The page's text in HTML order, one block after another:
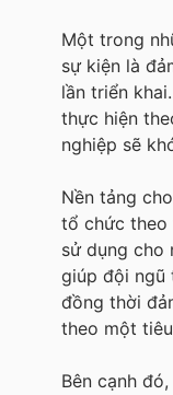
Một trong
sự kiện là
lần triển
thực hiện
nghiệp sẽ
Nền tảng
tổ chức theo
sử dụng cho
giúp đội ngũ
đồng thời
theo một
Bên cạnh